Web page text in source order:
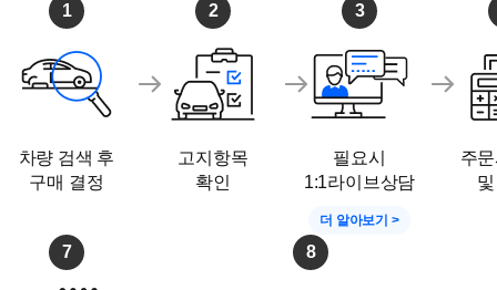
1
차량 검색 후
구매 결정
2
고지항목
확인
3
필요시
1:1라이브상담
더 알아보기 >
주
7 8